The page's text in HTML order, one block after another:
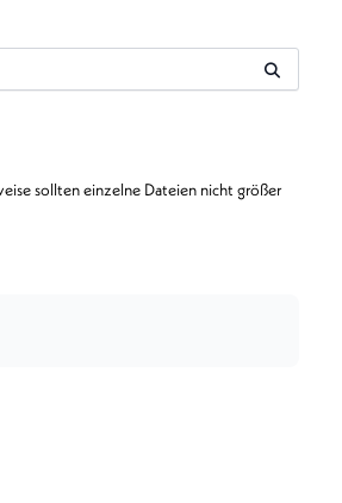
sollten einzelne Dateien nicht größer